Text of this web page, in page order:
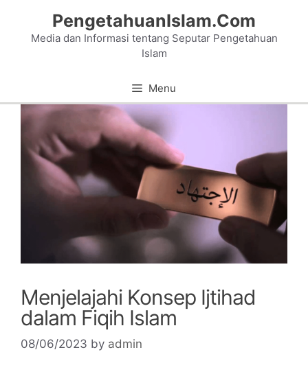
content
PengetahuanIslam.Com
Media dan Informasi tentang Seputar Pengetahuan
Islam
Menu
Menjelajahi Konsep Ijtihad
dalam Fiqih Islam
08/06/2023 by admin